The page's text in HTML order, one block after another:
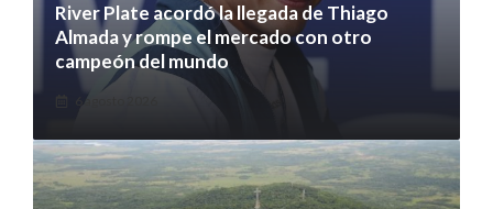
River Plate acordó la llegada de Thiago
Almada y rompe el mercado con otro
campeón del mundo
6 agosto 2026